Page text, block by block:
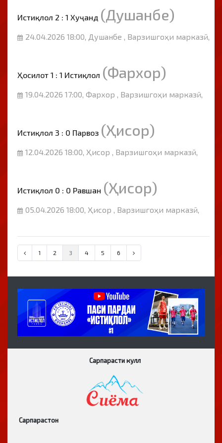
Истиқлол 2 : 1 Хуҷанд (Душанбе)
24.04.2026 18:00, Душанбе , Варзишгоҳи марказӣ,
Ҳосилот 1 : 1 Истиқлол (Фархор)
19.04.2026 17:00, Фархор , Варзишгоҳи марказӣ,
Истиқлол 3 : 0 Парвоз (Ҳисор)
12.04.2026 18:00, Ҳисор , Варзишгоҳи марказӣ,
Истиқлол 0 : 0 Равшан (Ҳисор)
05.04.2026 18:00, Ҳисор , Варзишгоҳи марказӣ,
1 2 3 4 5 6
Сарпарасти кулл
Сарпарастон